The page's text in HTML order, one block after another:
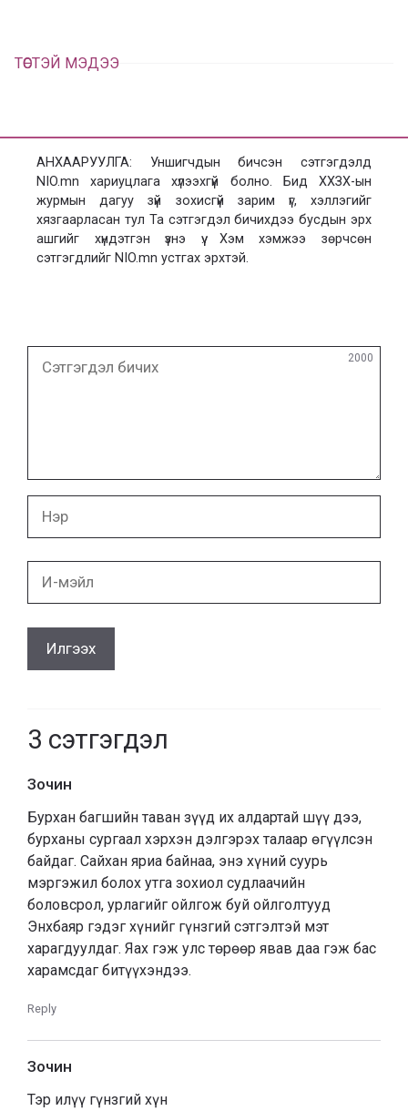
ТӨСТЭЙ МЭДЭЭ
АНХААРУУЛГА: Уншигчдын бичсэн сэтгэгдэлд
NIO.mn хариуцлага хүлээхгүй болно. Бид ХХЗХ-ын
журмын дагуу зүй зохисгүй зарим үг, хэллэгийг
хязгаарласан тул Та сэтгэгдэл бичихдээ бусдын эрх
ашгийг хүндэтгэн үзнэ үү. Хэм хэмжээ зөрчсөн
сэтгэгдлийг NIO.mn устгах эрхтэй.
бичих
2000
3 сэтгэгдэл
Зочин
Бурхан багшийн таван зүүд их алдартай шүү дээ,
бурханы сургаал хэрхэн дэлгэрэх талаар өгүүлсэн
байдаг. Сайхан яриа байнаа, энэ хүний суурь
мэргэжил болох утга зохиол судлаачийн
боловсрол, урлагийг ойлгож буй ойлголтууд
Энхбаяр гэдэг хүнийг гүнзгий сэтгэлтэй мэт
харагдуулдаг. Яах гэж улс төрөөр явав даа гэж бас
харамсдаг битүүхэндээ.
Reply
Зочин
Тэр илүү гүнзгий хүн